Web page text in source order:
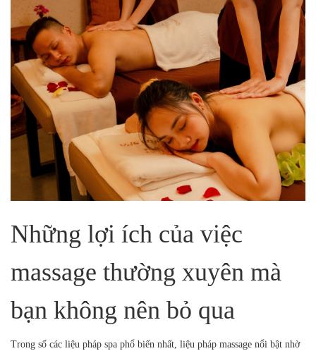
Những lợi ích của việc
massage thường xuyên mà
bạn không nên bỏ qua
Trong số các liệu pháp spa phổ biến nhất, liệu pháp massage nổi bật nhờ